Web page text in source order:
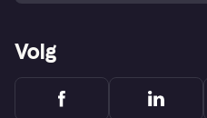
Volg